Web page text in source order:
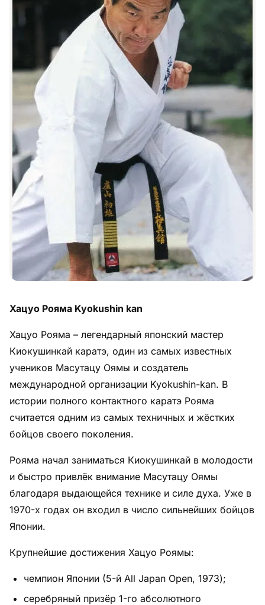
Психология бойца
Растяжка и ОФП
Терминология
Техника и ката
Травмы
Тренировочный процесс
Турниры
Экипировка
Хацуо Рояма Kyokushin kan
Хацуо Рояма – легендарный японский мастер
Киокушинкай каратэ, один из самых известных
учеников Масутацу Оямы и создатель
международной организации Kyokushin-kan. В
истории полного контактного каратэ Рояма
считается одним из самых техничных и жёстких
бойцов своего поколения.
Рояма начал заниматься Киокушинкай в молодости
и быстро привлёк внимание Масутацу Оямы
благодаря выдающейся технике и силе духа. Уже в
1970-х годах он входил в число сильнейших бойцов
Японии.
Крупнейшие достижения Хацуо Роямы:
чемпион Японии (5-й All Japan Open, 1973);
серебряный призёр 1-го абсолютного